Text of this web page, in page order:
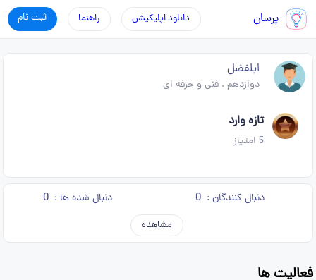
پرسان ثبت نام راهنما دانلود اپلیکیشن
ابلفضل
دوازدهم .فنی و حرفه ای
تازه وارد
5 امتیاز
دنبال کنندگان : 0 دنبال شده ها : 0
مشاهده
فعالیت ها